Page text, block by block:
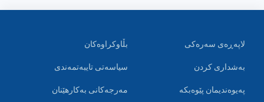
لاپەڕەی سەرەکی
بەشداری کردن
پەیوەندیمان پێوەبکە
بڵاوکراوەکان
سیاسەتی تایبەتمەندی
مەرجەکانی بەکارهێنان